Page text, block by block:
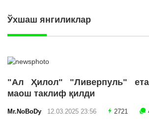
Ўхшаш янгиликлар
"Ал Ҳилол" "Ливерпуль"
маош таклиф қилди
Mr.NoBoDy 12.03.2025 23:56 2721